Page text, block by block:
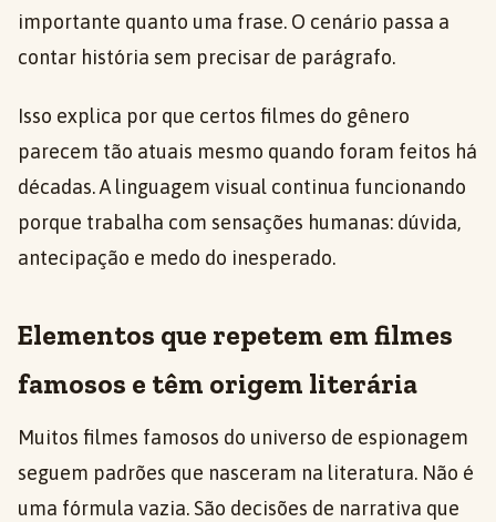
importante quanto uma frase. O cenário passa a
contar história sem precisar de parágrafo.
Isso explica por que certos filmes do gênero
parecem tão atuais mesmo quando foram feitos há
décadas. A linguagem visual continua funcionando
porque trabalha com sensações humanas: dúvida,
antecipação e medo do inesperado.
Elementos que repetem em filmes
famosos e têm origem literária
Muitos filmes famosos do universo de espionagem
seguem padrões que nasceram na literatura. Não é
uma fórmula vazia. São decisões de narrativa que